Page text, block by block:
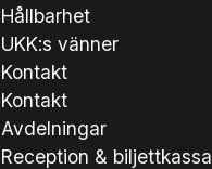
Hållbarhet
UKK:s vänner
Kontakt
Kontakt
Avdelningar
Reception & biljettkassa